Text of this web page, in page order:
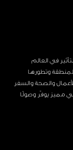
في العالم
وتطورها
والصحة والسفر
مميز يوفّر وصولًا